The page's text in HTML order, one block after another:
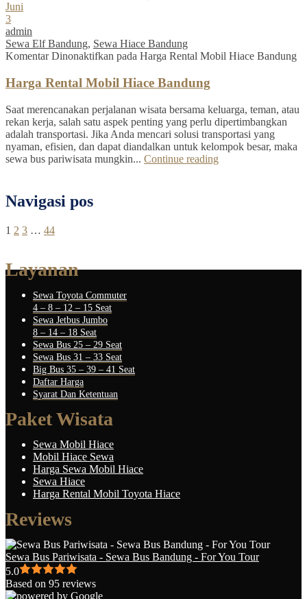
Juni
3
admin
Sewa Elf Bandung, Sewa Hiace Bandung
Komentar Dinonaktifkan pada Harga Rental Mobil Hiace Bandung
Harga Rental Mobil Hiace Bandung
Saat merencanakan perjalanan wisata bersama keluarga, teman, atau
rekan kerja, salah satu aspek penting yang perlu dipertimbangkan
adalah transportasi. Jika Anda mencari solusi transportasi yang
nyaman, efisien, dan dapat diandalkan untuk kelompok besar, maka
sewa bus pariwisata mungkin... Continue reading
Navigasi pos
1 2 3 … 44
Layanan
Sewa Toyota Commuter
4 – 8 – 12 – 15 Seat
Sewa Jetbus Jumbo
8 – 14 – 18 Seat
Sewa Bus 25 – 29 Seat
Sewa Bus 31 – 33 Seat
Big Bus 35 – 39 – 41 Seat
Daftar Harga
Syarat Dan Ketentuan
Paket Wisata
Sewa Mobil Hiace
Mobil Hiace Sewa
Harga Sewa Mobil Hiace
Sewa Hiace
Harga Rental Mobil Toyota Hiace
Reviews
Sewa Bus Pariwisata - Sewa Bus Bandung - For You Tour
5.0
Based on 95 reviews